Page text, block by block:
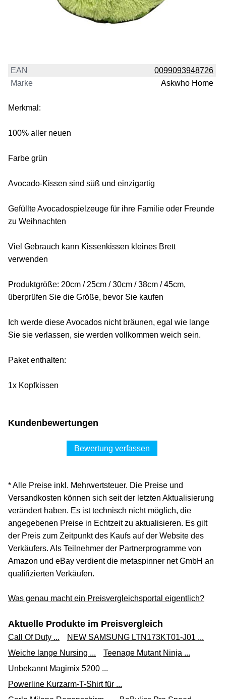
EAN
0099093948726
Marke
Askwho Home
Merkmal:
100% aller neuen
Farbe grün
Avocado-Kissen sind süß und einzigartig
Gefüllte Avocadospielzeuge für ihre Familie oder Freunde
zu Weihnachten
Viel Gebrauch kann Kissenkissen kleines Brett
verwenden
Produktgröße: 20cm / 25cm / 30cm / 38cm / 45cm,
überprüfen Sie die Größe, bevor Sie kaufen
Ich werde diese Avocados nicht bräunen, egal wie lange
Sie sie verlassen, sie werden vollkommen weich sein.
Paket enthalten:
1x Kopfkissen
Kundenbewertungen
Bewertung verfassen
* Alle Preise inkl. Mehrwertsteuer. Die Preise und
Versandkosten können sich seit der letzten Aktualisierung
verändert haben. Es ist technisch nicht möglich, die
angegebenen Preise in Echtzeit zu aktualisieren. Es gilt
der Preis zum Zeitpunkt des Kaufs auf der Website des
Verkäufers. Als Teilnehmer der Partnerprogramme von
Amazon und eBay verdient die metaspinner net GmbH an
qualifizierten Verkäufen.
Was genau macht ein Preisvergleichsportal eigentlich?
Aktuelle Produkte im Preisvergleich
Call Of Duty ...
NEW SAMSUNG LTN173KT01-J01 ...
Weiche lange Nursing ...
Teenage Mutant Ninja ...
Unbekannt Magimix 5200 ...
Powerline Kurzarm-T-Shirt für ...